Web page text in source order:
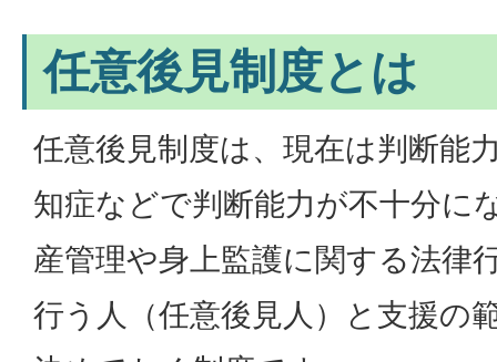
任意後見制度とは
任意後見制度は、現在は判断能
知症などで判断能力が不十分に
産管理や身上監護に関する法律
行う人（任意後見人）と支援の